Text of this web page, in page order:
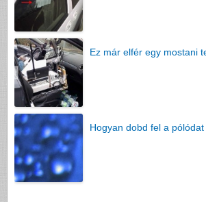
Ez már elfér egy mostani
Hogyan dobd fel a